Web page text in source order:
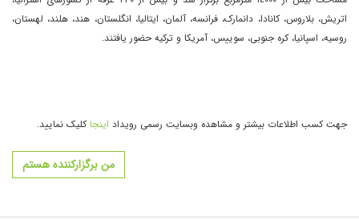
اتریش، بلاروس، کانادا، دانمارک، فرانسه، آلمان، ایتالیا، انگلستان، هند، هلند، لهستان،
روسیه، اسپانیا، کره جنوبی، سوییس، آمریکا و ترکیه حضور یافتند.
جهت کسب اطلاعات بیشتر و مشاهده وبسایت رسمی رویداد اینجاکلیک نمایید.
من برگزارکننده هستم